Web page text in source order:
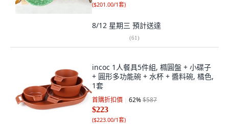
($201.00/1套)
8/12 星期三 預計送達
(61)
incoc 1人餐具5件組, 橢圓盤 + 小碟子
+ 圓形多功能碗 + 水杯 + 醬料碗, 橘色,
1套
首購折扣價 62%$587
$223
($223.00/1套)